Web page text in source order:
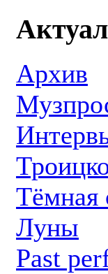
Архив
Тёмная
Луны
Past